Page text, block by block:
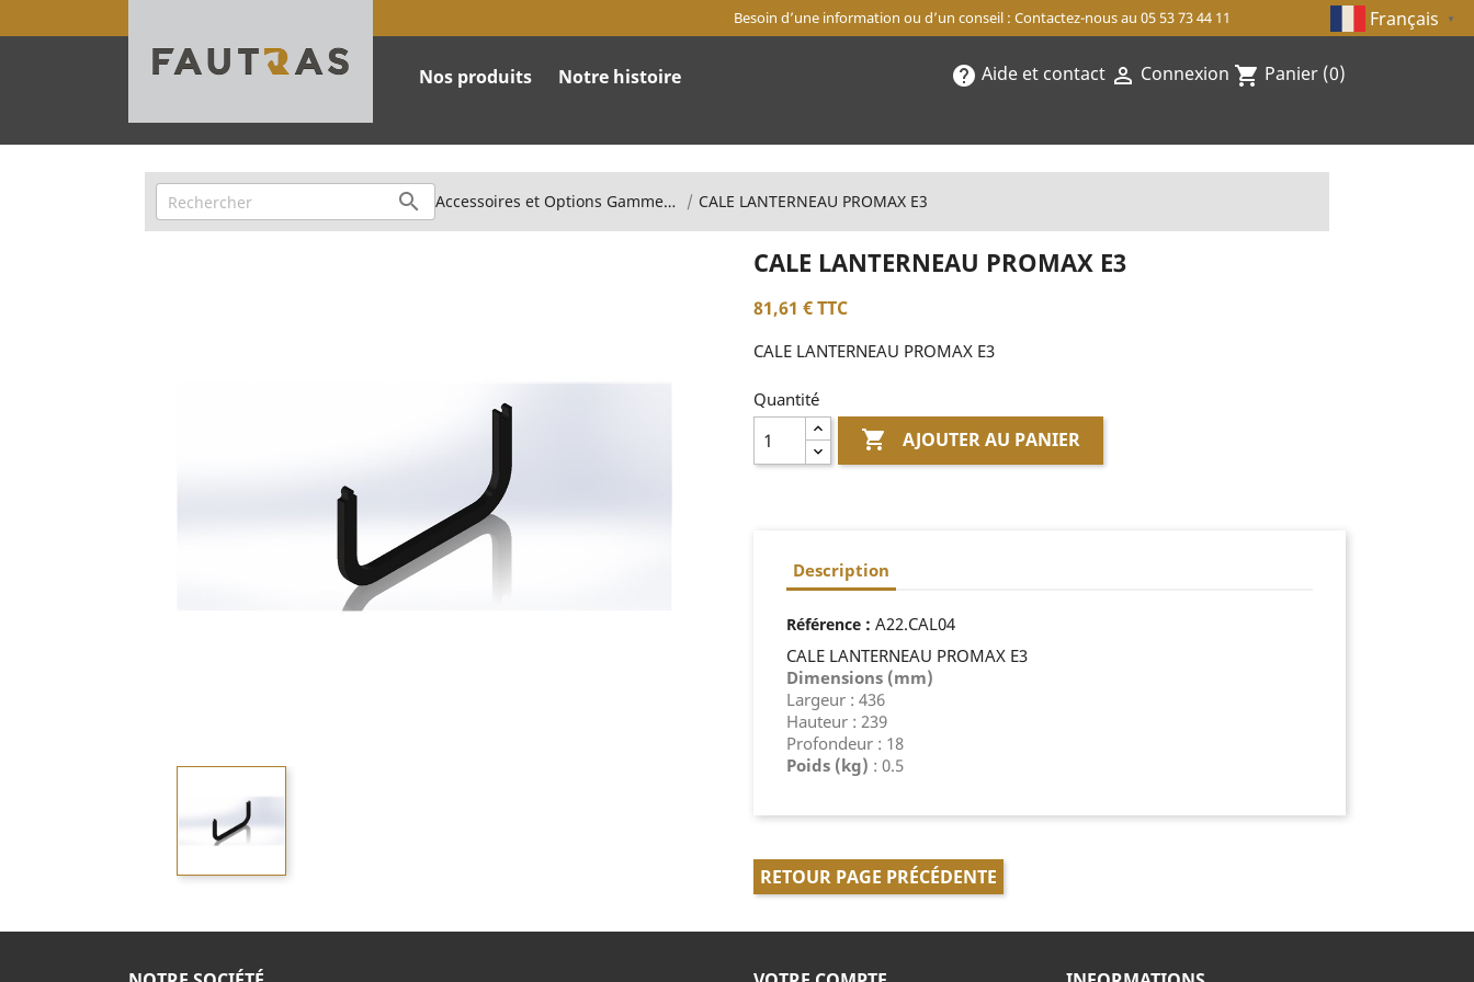
Besoin d’une information ou d’un conseil : Contactez-nous au 05 53 73 44 11 Français ▼
Nos produits Notre histoire help Aide et contact  Connexion shopping_cart Panier (0)
 Accessoires et Options Gamme équestre CALE LANTERNEAU PROMAX E3
CALE LANTERNEAU PROMAX E3
81,61 €TTC
CALE LANTERNEAU PROMAX E3
Quantité
 AJOUTER AU PANIER
Description
Référence : A22.CAL04
CALE LANTERNEAU PROMAX E3
Dimensions (mm)
Largeur : 436
Hauteur : 239
Profondeur : 18
Poids (kg) : 0.5
RETOUR PAGE PRÉCÉDENTE